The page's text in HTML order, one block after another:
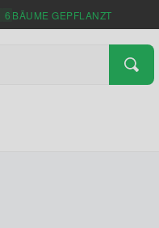
6 BÄUME GEPFLANZT